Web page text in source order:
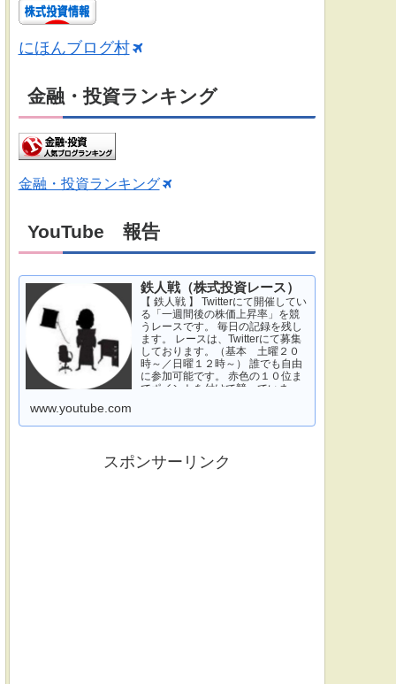
にほんブログ村
金融・投資ランキング
金融・投資ランキング
YouTube 報告
鉄人戦（株式投資レース）
【 鉄人戦 】 Twitterにて開催してい
る「一週間後の株価上昇率」を競
うレースです。 毎日の記録を残し
ます。 レースは、Twitterにて募集
しております。（基本 土曜２０
時～／日曜１２時～） 誰でも自由
に参加可能です。 赤色の１０位ま
でポイントを付けて競っていま
www.youtube.com
スポンサーリンク